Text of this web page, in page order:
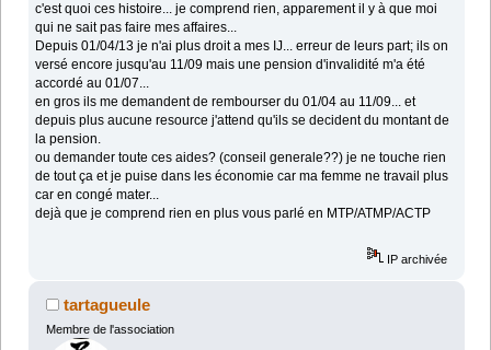
c'est quoi ces histoire... je comprend rien, apparement il y à que moi
qui ne sait pas faire mes affaires...
Depuis 01/04/13 je n'ai plus droit a mes IJ... erreur de leurs part; ils on
versé encore jusqu'au 11/09 mais une pension d'invalidité m'a été
accordé au 01/07...
en gros ils me demandent de rembourser du 01/04 au 11/09... et
depuis plus aucune resource j'attend qu'ils se decident du montant de
la pension.
ou demander toute ces aides? (conseil generale??) je ne touche rien
de tout ça et je puise dans les économie car ma femme ne travail plus
car en congé mater...
dejà que je comprend rien en plus vous parlé en MTP/ATMP/ACTP
IP archivée
tartagueule
Membre de l'association